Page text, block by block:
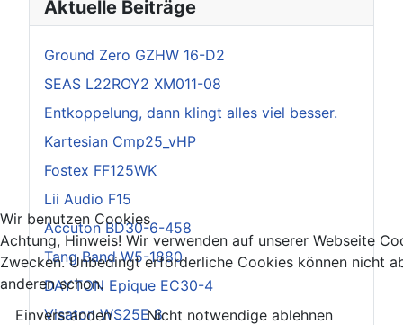
Aktuelle Beiträge
Ground Zero GZHW 16-D2
SEAS L22ROY2 XM011-08
Entkoppelung, dann klingt alles viel besser.
Kartesian Cmp25_vHP
Fostex FF125WK
Lii Audio F15
Accuton BD30-6-458
Tang Band W5-1880
DAYTON Epique EC30-4
Visaton WS25E 8
Wir benutzen Cookies
Achtung, Hinweis! Wir verwenden auf unserer Webseite
Zwecken. Unbedingt erforderliche Cookies können nicht
anderen schon.
Einverstanden
Nicht notwendige ablehnen